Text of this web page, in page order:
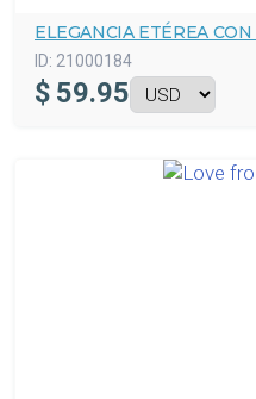
ELEGANCIA ETÉREA
ID: 21000184
$ 59.95